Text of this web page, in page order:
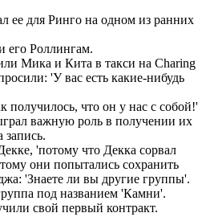
ее для Ринго на одном из ранних
его Роллингам.
Мика и Кита в такси на Charing
'У вас есть какие-нибудь
получилось, что он у нас с собой!'
важную роль в получении их
запись.
'потому что Декка сорвал
они попытались сохранить
'Знаете ли вы другие группы'.
под названием 'Камни'.
свой первый контракт.